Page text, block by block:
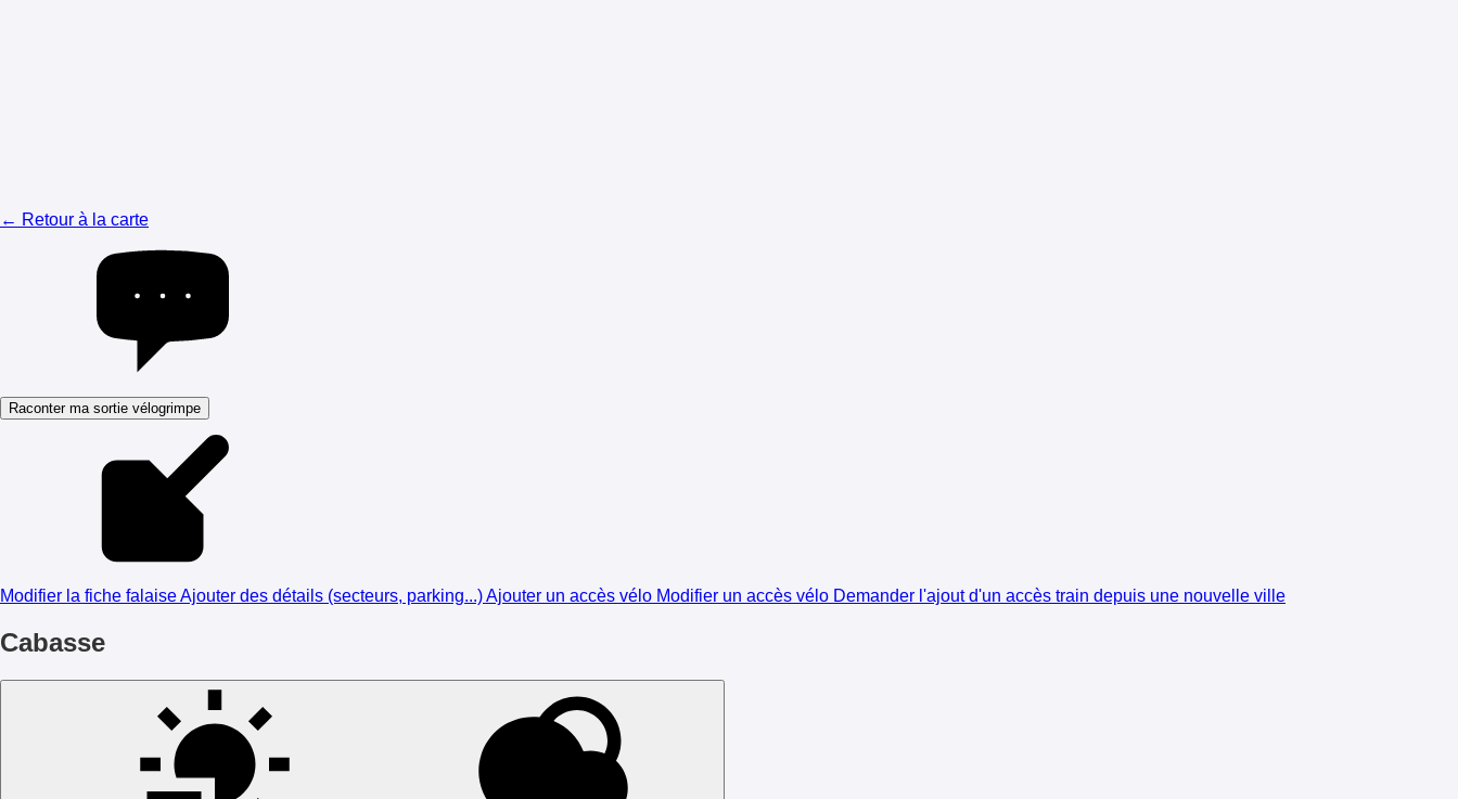
← Retour à la carte
Raconter ma sortie vélogrimpe
Modifier la fiche falaiseAjouter des détails (secteurs, parking...)Ajouter un accès vélo Modifier un accès vélo Demander l'ajout d'un accès train depuis une nouvelle ville
Cabasse